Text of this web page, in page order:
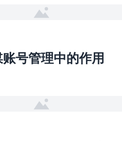
号管理中的作用